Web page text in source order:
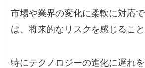
市場や業界の変化に柔軟に対応
は、将来的なリスクを感じること
特にテクノロジーの進化に遅れ